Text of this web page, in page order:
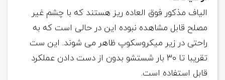
الیاف مذکور فوق العاده ریز هستند که با چشم غیر
مصلح قابل مشاهده نبوده این در حالی است که به
راحتی در زیر میکروسکوپ ظاهر می شوند. این ست
تقریبا تا ۳۰ بار شستشو بدون از دست دادن عملکرد
قابل استفاده است.